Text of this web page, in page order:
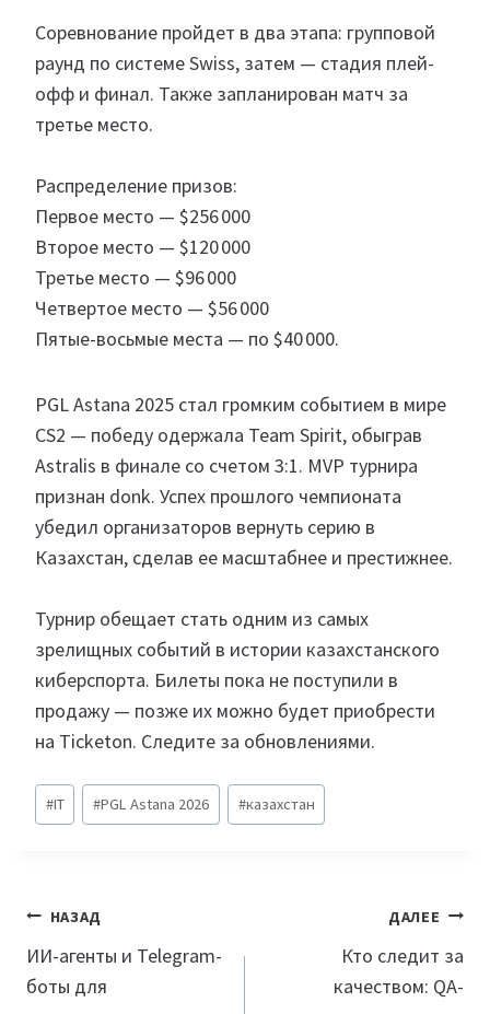
Соревнование пройдет в два этапа: групповой
раунд по системе Swiss, затем — стадия плей-
офф и финал. Также запланирован матч за
третье место.
Распределение призов:
Первое место — $256 000
Второе место — $120 000
Третье место — $96 000
Четвертое место — $56 000
Пятые-восьмые места — по $40 000.
PGL Astana 2025 стал громким событием в мире
CS2 — победу одержала Team Spirit, обыграв
Astralis в финале со счетом 3:1. MVP турнира
признан donk. Успех прошлого чемпионата
убедил организаторов вернуть серию в
Казахстан, сделав ее масштабнее и престижнее.
Турнир обещает стать одним из самых
зрелищных событий в истории казахстанского
киберспорта. Билеты пока не поступили в
продажу — позже их можно будет приобрести
на Ticketon. Следите за обновлениями.
Метки
записи:
#IT #PGL Astana 2026 #казахстан
Навигация
по
записям
НАЗАД
ИИ-агенты и Telegram-
боты для
ДАЛЕЕ
Кто следит за
качеством: QA-